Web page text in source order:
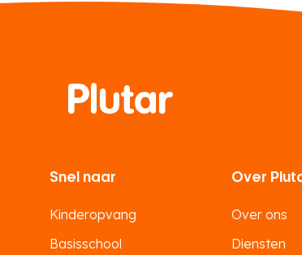
Snel naar
Kinderopvang
Basisschool
Over
Over ons
Diensten